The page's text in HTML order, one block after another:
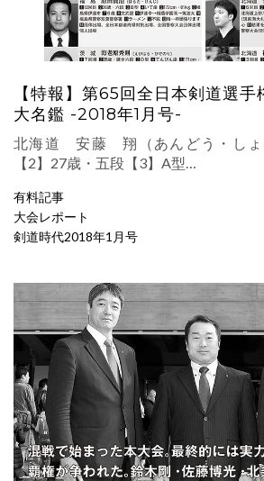
【特報】第65回全日本剣道選
大名鑑 -2018年1月号-
北海道 安藤 翔（あんどう・し
【2】27歳・五段【3】A型…
有料記事
大会レポート
剣道時代2018年1月号